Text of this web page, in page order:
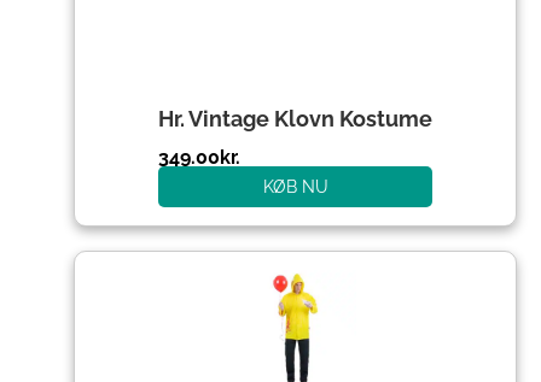
Hr. Vintage Klovn Kostume
349.00kr.
KØB NU